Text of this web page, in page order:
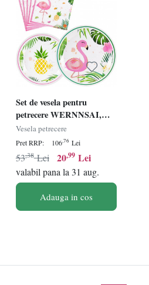
Set de vesela pentru
petrecere WERNNSAI,
multicolor, hartie, 48 piese
Vesela petrecere
Pret RRP: 106,76 Lei
20,99 Lei
53,38 Lei
valabil pana la 31 aug.
Adauga in cos